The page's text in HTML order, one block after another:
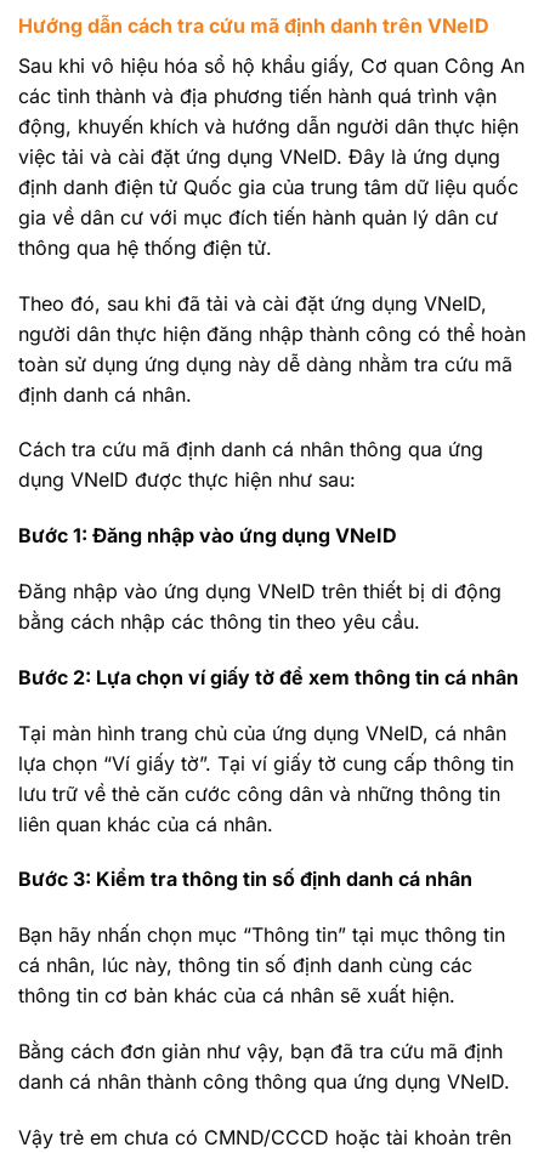
Hướng dẫn cách tra cứu mã định danh trên VNeID
Sau khi vô hiệu hóa sổ hộ khẩu giấy, Cơ quan Công An
các tỉnh thành và địa phương tiến hành quá trình vận
động, khuyến khích và hướng dẫn người dân thực hiện
việc tải và cài đặt ứng dụng VNeID. Đây là ứng dụng
định danh điện tử Quốc gia của trung tâm dữ liệu quốc
gia về dân cư với mục đích tiến hành quản lý dân cư
thông qua hệ thống điện tử.
Theo đó, sau khi đã tải và cài đặt ứng dụng VNeID,
người dân thực hiện đăng nhập thành công có thể hoàn
toàn sử dụng ứng dụng này dễ dàng nhằm tra cứu mã
định danh cá nhân.
Cách tra cứu mã định danh cá nhân thông qua ứng
dụng VNeID được thực hiện như sau:
Bước 1: Đăng nhập vào ứng dụng VNeID
Đăng nhập vào ứng dụng VNeID trên thiết bị di động
bằng cách nhập các thông tin theo yêu cầu.
Bước 2: Lựa chọn ví giấy tờ để xem thông tin cá nhân
Tại màn hình trang chủ của ứng dụng VNeID, cá nhân
lựa chọn “Ví giấy tờ”. Tại ví giấy tờ cung cấp thông tin
lưu trữ về thẻ căn cước công dân và những thông tin
liên quan khác của cá nhân.
Bước 3: Kiểm tra thông tin số định danh cá nhân
Bạn hãy nhấn chọn mục “Thông tin” tại mục thông tin
cá nhân, lúc này, thông tin số định danh cùng các
thông tin cơ bản khác của cá nhân sẽ xuất hiện.
Bằng cách đơn giản như vậy, bạn đã tra cứu mã định
danh cá nhân thành công thông qua ứng dụng VNeID.
Vậy trẻ em chưa có CMND/CCCD hoặc tài khoản trên